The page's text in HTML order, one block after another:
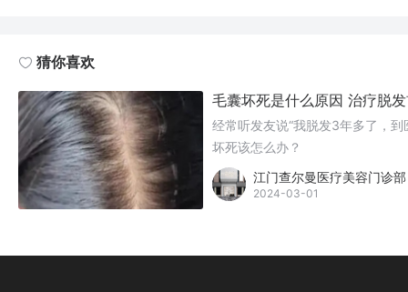
猜你喜欢
毛囊坏死是什么原因 治疗脱
经常听发友说“我脱发3年多了，
坏死该怎么办？
江门查尔曼医疗美容门诊部
2024-03-01